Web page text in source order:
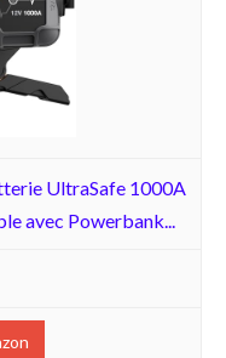
UltraSafe 1000A
avec Powerbank...